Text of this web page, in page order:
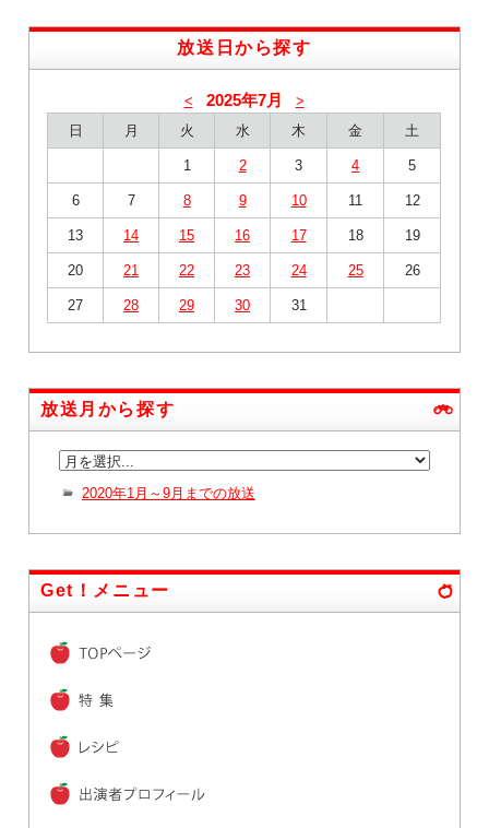
放送日から探す
< 2025年7月
>
日
月 火 水 木 金 土
1 2 3 4 5
6 7 8 9 10 11 12
13 14 15 16 17 18 19
20 21 22 23 24 25 26
27 28 29 30 31
放送月から探す
2020年1月～9月までの放送
Get！メニュー